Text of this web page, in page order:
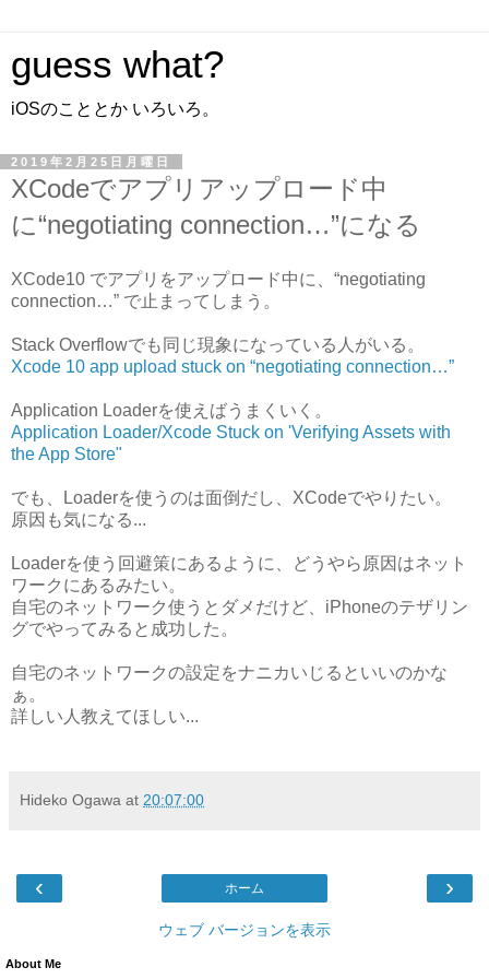
guess what?
iOSのこととか いろいろ。
2019年2月25日月曜日
XCodeでアプリアップロード中
に“negotiating connection…”になる
XCode10 でアプリをアップロード中に、“negotiating
connection…” で止まってしまう。
Stack Overflowでも同じ現象になっている人がいる。
Xcode 10 app upload stuck on “negotiating connection…”
Application Loaderを使えばうまくいく。
Application Loader/Xcode Stuck on 'Verifying Assets with
the App Store"
でも、Loaderを使うのは面倒だし、XCodeでやりたい。
原因も気になる...
Loaderを使う回避策にあるように、どうやら原因はネット
ワークにあるみたい。
自宅のネットワーク使うとダメだけど、iPhoneのテザリン
グでやってみると成功した。
自宅のネットワークの設定をナニカいじるといいのかな
ぁ。
詳しい人教えてほしい...
Hideko Ogawa at 20:07:00
‹ ›
ホーム
ウェブ バージョンを表示
About Me